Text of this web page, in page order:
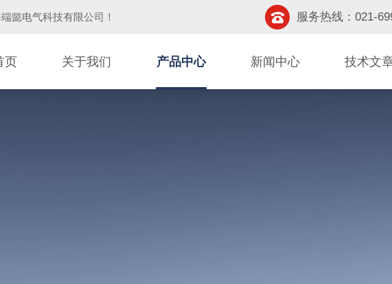
懿电气科技有限公司 ！ 服务热线：021-
页 关于我们 产品中心 新闻中心 技术文